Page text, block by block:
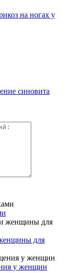
на ногах у
синовита
для
у женщин